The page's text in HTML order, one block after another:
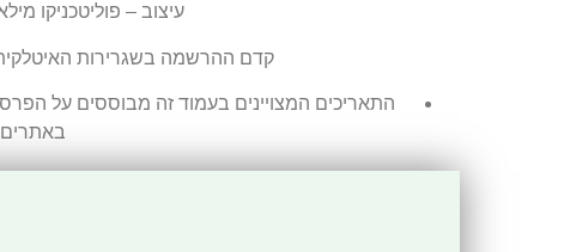
עיצוב – פוליטכניקו
קדם ההרשמה בשגרירות
התאריכים המצויינים בעמוד זה מבוססים על
באתרים